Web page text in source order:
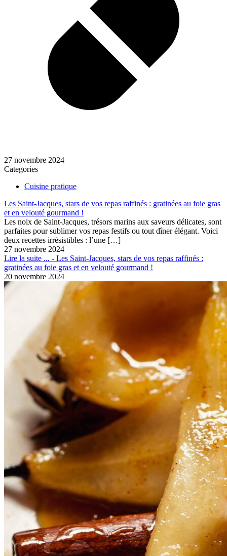
27 novembre 2024
Categories
Cuisine pratique
Les Saint-Jacques, stars de vos repas raffinés : gratinées au foie gras
et en velouté gourmand !
Les noix de Saint-Jacques, trésors marins aux saveurs délicates, sont
parfaites pour sublimer vos repas festifs ou tout dîner élégant. Voici
deux recettes irrésistibles : l’une […]
27 novembre 2024
Lire la suite ... - Les Saint-Jacques, stars de vos repas raffinés :
gratinées au foie gras et en velouté gourmand !
20 novembre 2024